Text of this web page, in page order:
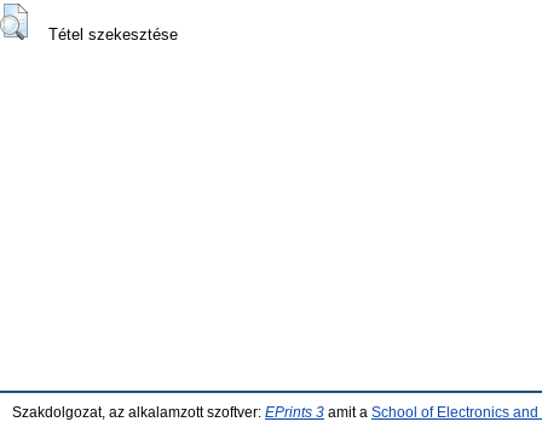
Tétel szekesztése
Szakdolgozat, az alkalamzott szoftver: EPrints 3 amit a School of Electronics